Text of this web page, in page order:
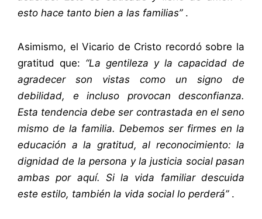
esto hace tanto bien a las familias”.
Asimismo, el Vicario de Cristo recordó sobre la
gratitud que: “La gentileza y la capacidad de
agradecer son vistas como un signo de
debilidad, e incluso provocan desconfianza.
Esta tendencia debe ser contrastada en el seno
mismo de la familia. Debemos ser firmes en la
educación a la gratitud, al reconocimiento: la
dignidad de la persona y la justicia social pasan
ambas por aquí. Si la vida familiar descuida
este estilo, también la vida social lo perderá”.